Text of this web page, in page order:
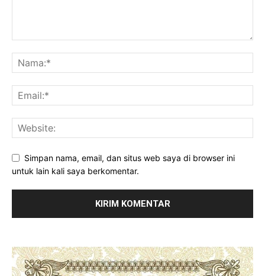
Simpan nama, email, dan situs web saya di browser ini
untuk lain kali saya berkomentar.